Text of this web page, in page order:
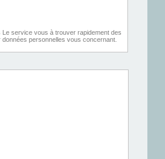
service vous à trouver rapidement des
personnelles vous concernant.